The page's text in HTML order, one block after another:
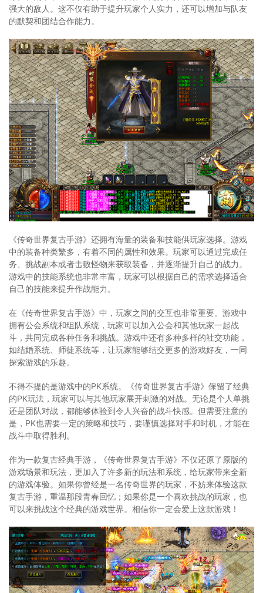
强大的敌人。这不仅有助于提升玩家个人实力，还可以增加与队友
的默契和团结合作能力。
《传奇世界复古手游》还拥有海量的装备和技能供玩家选择。游戏
中的装备种类繁多，有着不同的属性和效果。玩家可以通过完成任
务、挑战副本或者击败怪物来获取装备，并逐渐提升自己的战力。
游戏中的技能系统也非常丰富，玩家可以根据自己的需求选择适合
自己的技能来提升作战能力。
在《传奇世界复古手游》中，玩家之间的交互也非常重要。游戏中
拥有公会系统和组队系统，玩家可以加入公会和其他玩家一起战
斗，共同完成各种任务和挑战。游戏中还有多种多样的社交功能，
如结婚系统、师徒系统等，让玩家能够结交更多的游戏好友，一同
探索游戏的乐趣。
不得不提的是游戏中的PK系统。《传奇世界复古手游》保留了经典
的PK玩法，玩家可以与其他玩家展开刺激的对战。无论是个人单挑
还是团队对战，都能够体验到令人兴奋的战斗快感。但需要注意的
是，PK也需要一定的策略和技巧，要谨慎选择对手和时机，才能在
战斗中取得胜利。
作为一款复古经典手游，《传奇世界复古手游》不仅还原了原版的
游戏场景和玩法，更加入了许多新的玩法和系统，给玩家带来全新
的游戏体验。如果你曾经是一名传奇世界的玩家，不妨来体验这款
复古手游，重温那段青春回忆；如果你是一个喜欢挑战的玩家，也
可以来挑战这个经典的游戏世界。相信你一定会爱上这款游戏！